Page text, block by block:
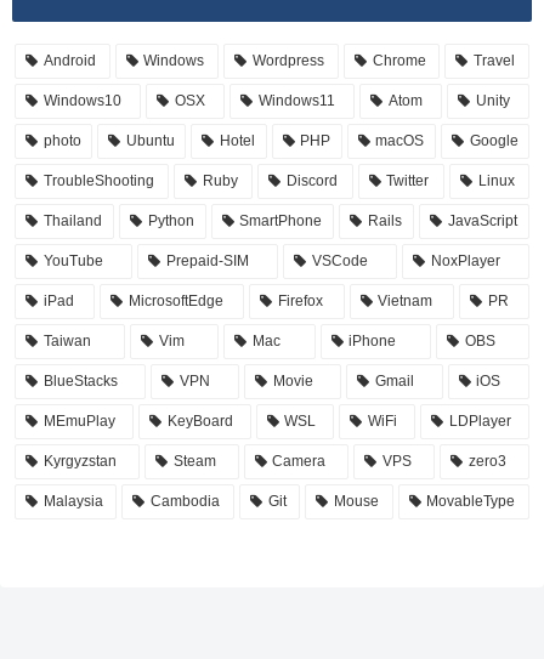
Android Windows Wordpress Chrome Travel
Windows10 OSX Windows11 Atom Unity
photo Ubuntu Hotel PHP macOS Google
TroubleShooting Ruby Discord Twitter Linux
Thailand Python SmartPhone Rails JavaScript
YouTube Prepaid-SIM VSCode NoxPlayer
iPad MicrosoftEdge Firefox Vietnam PR
Taiwan Vim Mac iPhone OBS
BlueStacks VPN Movie Gmail iOS
MEmuPlay KeyBoard WSL WiFi LDPlayer
Kyrgyzstan Steam Camera VPS zero3
Malaysia Cambodia Git Mouse MovableType